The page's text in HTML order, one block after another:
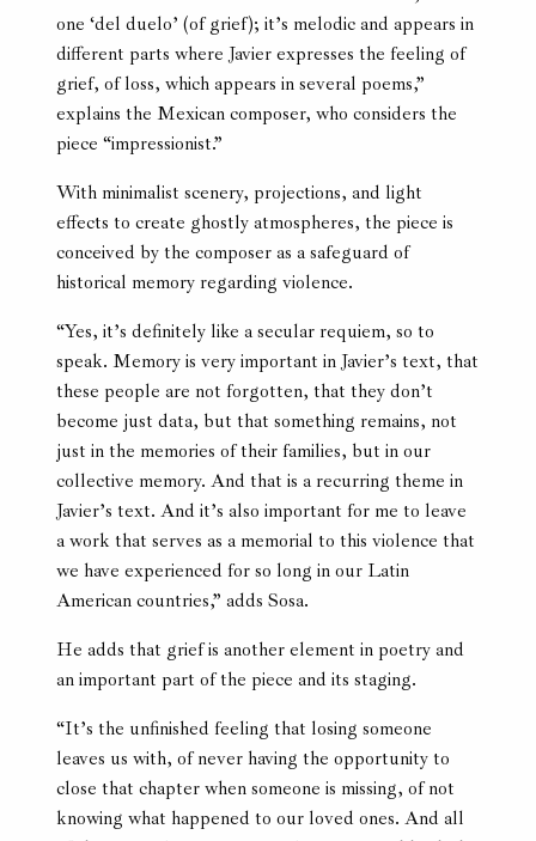
one ‘del duelo’ (of grief); it’s melodic and appears in
different parts where Javier expresses the feeling of
grief, of loss, which appears in several poems,”
explains the Mexican composer, who considers the
piece “impressionist.”
With minimalist scenery, projections, and light
effects to create ghostly atmospheres, the piece is
conceived by the composer as a safeguard of
historical memory regarding violence.
“Yes, it’s definitely like a secular requiem, so to
speak. Memory is very important in Javier’s text, that
these people are not forgotten, that they don’t
become just data, but that something remains, not
just in the memories of their families, but in our
collective memory. And that is a recurring theme in
Javier’s text. And it’s also important for me to leave
a work that serves as a memorial to this violence that
we have experienced for so long in our Latin
American countries,” adds Sosa.
He adds that grief is another element in poetry and
an important part of the piece and its staging.
“It’s the unfinished feeling that losing someone
leaves us with, of never having the opportunity to
close that chapter when someone is missing, of not
knowing what happened to our loved ones. And all